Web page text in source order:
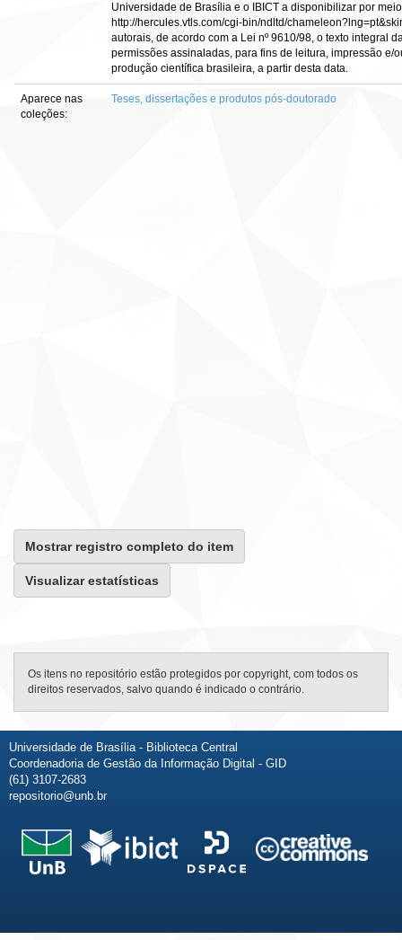
Universidade de Brasília e o IBICT a disponibilizar por
http://hercules.vtls.com/cgi-bin/ndltd/
autorais, de acordo com a Lei nº 9610/98, o texto integral
permissões assinaladas, para fins de leitura, impressão e/
produção científica brasileira, a partir desta data.
Aparece nas
coleções:
Teses, dissertações e produtos pós-doutorado
Mostrar registro completo do item
Visualizar estatísticas
Os itens no repositório estão protegidos por copyright, com todos os
direitos reservados, salvo quando é indicado o contrário.
Universidade de Brasília - Biblioteca Central
Coordenadoria de Gestão da Informação Digital - GID
(61) 3107-2683
repositorio@unb.br